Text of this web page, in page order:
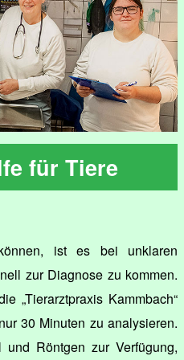
für Tiere
ist es bei unklaren
zur Diagnose zu kommen.
„Tierarztpraxis Kammbach“
30 Minuten zu analysieren.
Röntgen zur Verfügung,